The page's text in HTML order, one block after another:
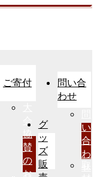
ご寄付
協
賛
の
お
グ
ッ
ズ
販
問い合
わせ
い
合
わ